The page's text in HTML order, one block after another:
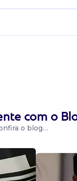
com o
o blog…